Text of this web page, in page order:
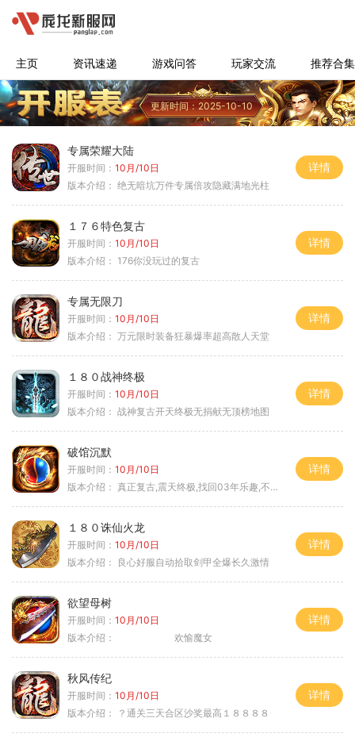
主页 资讯速递 游戏问答 玩家交流 推荐合集
更新时间：2025-10-10
专属荣耀大陆
开服时间： 10月/10日
版本介绍： 绝无暗坑万件专属倍攻隐藏满地光柱
详情
１７６特色复古
开服时间： 10月/10日
版本介绍： 176你没玩过的复古
详情
专属无限刀
开服时间： 10月/10日
版本介绍： 万元限时装备狂暴爆率超高散人天堂
详情
１８０战神终极
开服时间： 10月/10日
版本介绍： 战神复古开天终极无捐献无顶榜地图
详情
破馆沉默
开服时间： 10月/10日
版本介绍： 真正复古,震天终极,找回03年乐趣,不搞花里胡
详情
１８０诛仙火龙
开服时间： 10月/10日
版本介绍：
良心好服自动拾取剑甲全爆长久激情
详情
欲望母树
开服时间： 10月/10日
版本介绍：
欢愉魔女
详情
秋风传纪
开服时间： 10月/10日
版本介绍：
？通关三天合区沙奖最高１８８８８
详情